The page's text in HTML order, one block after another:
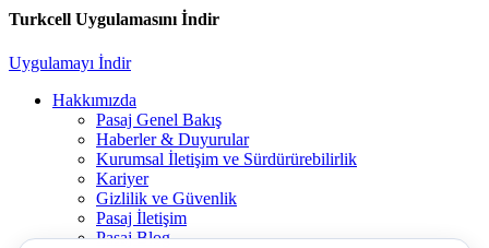
Turkcell Uygulamasını İndir
Uygulamayı İndir
Hakkımızda
Pasaj Genel Bakış
Haberler & Duyurular
Kurumsal İletişim ve Sürdürürebilirlik
Kariyer
Gizlilik ve Güvenlik
Pasaj İletişim
Pasaj Blog